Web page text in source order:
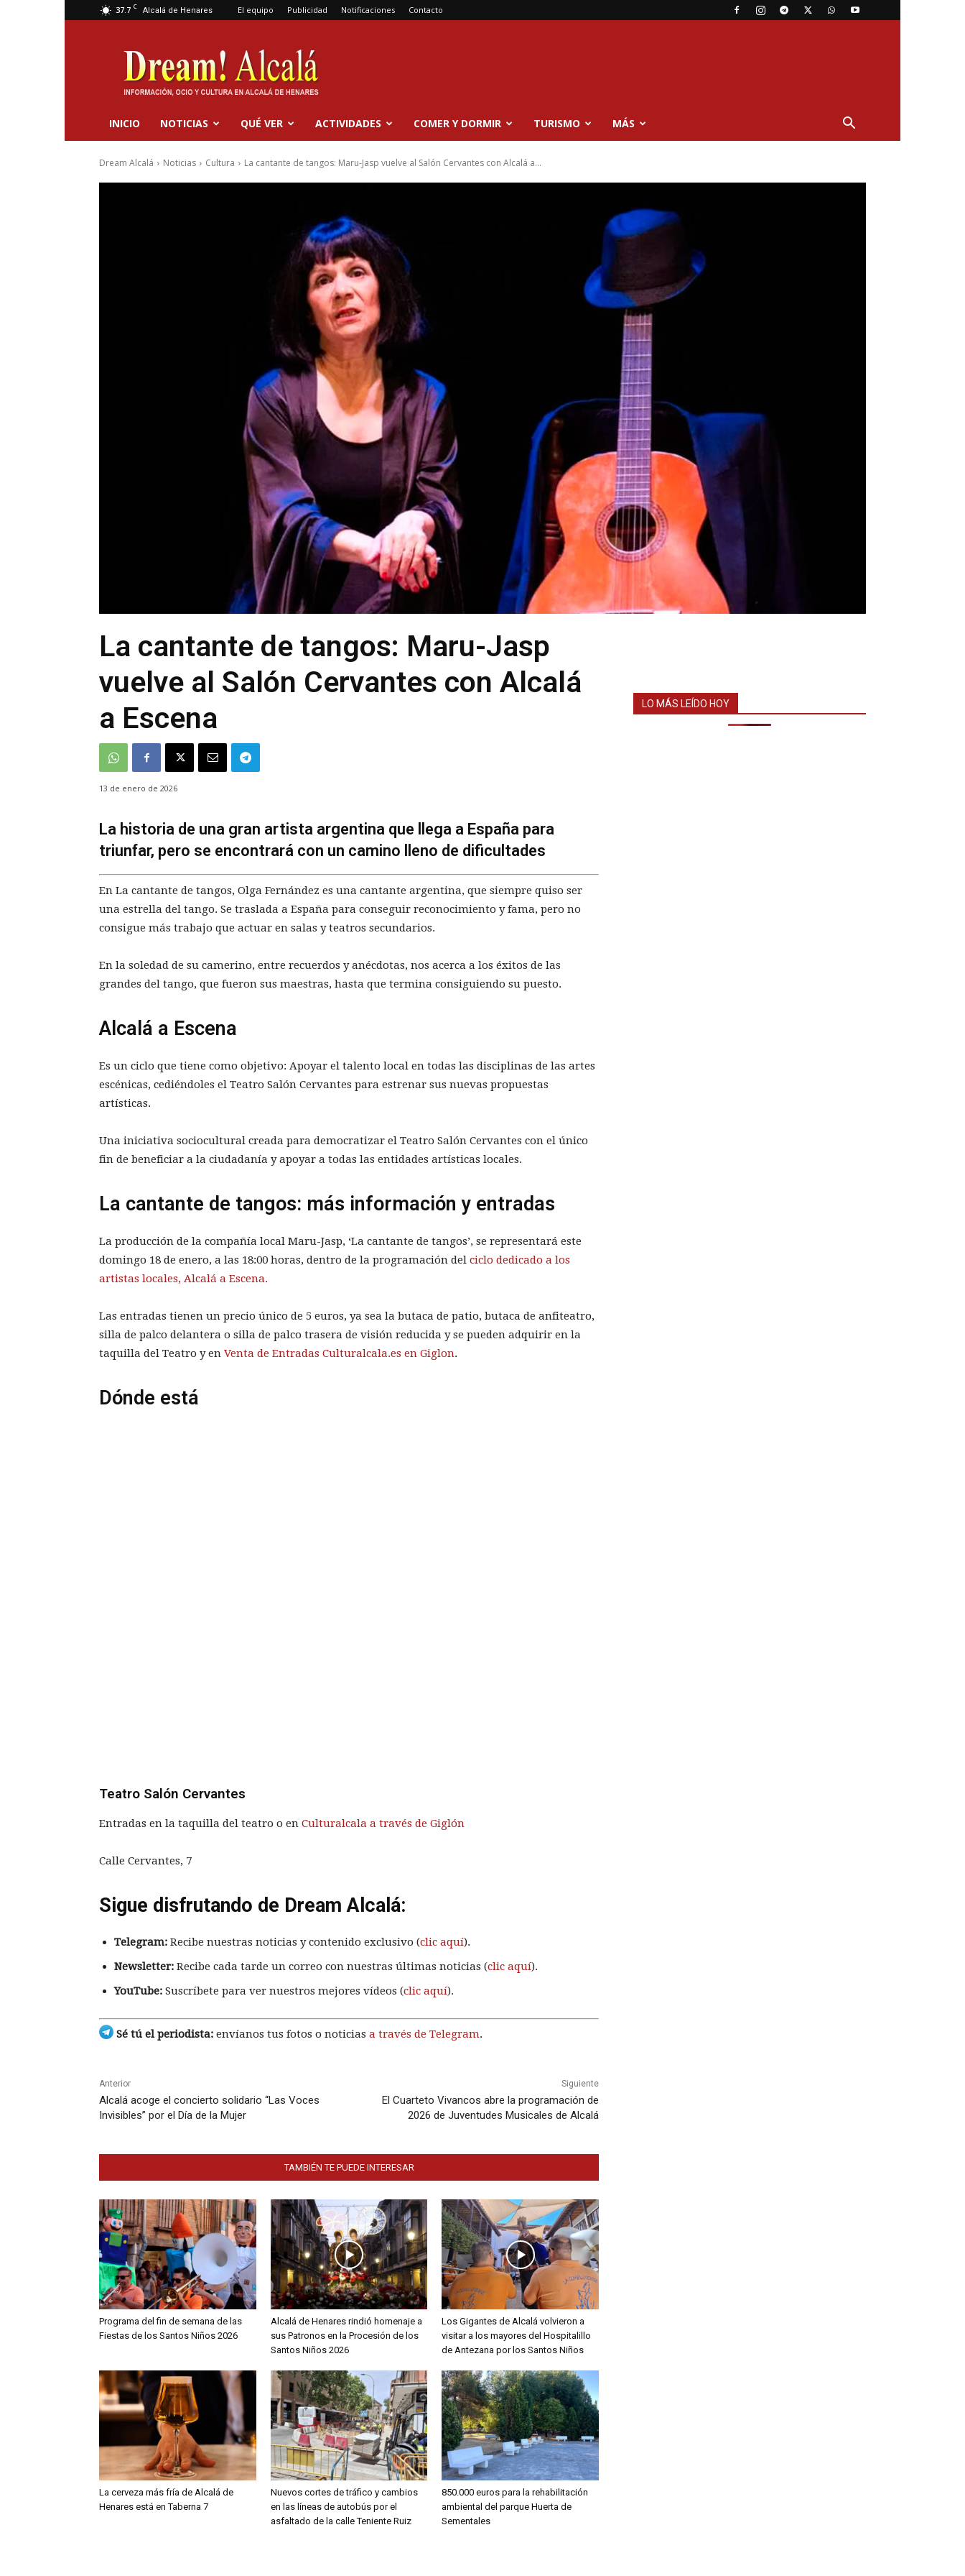
37.7 C Alcalá de Henares El equipo Publicidad Notificaciones Contacto
Dream
Alcalá
INICIO NOTICIAS QUÉ VER ACTIVIDADES COMER Y DORMIR TURISMO MÁS
Dream Alcalá Noticias Cultura La cantante de tangos: Maru-Jasp vuelve al Salón Cervantes con Alcalá a...
La cantante de tangos: Maru-Jasp
vuelve al Salón Cervantes con Alcalá
a Escena
13 de enero de 2026
La historia de una gran artista argentina que llega a España para
triunfar, pero se encontrará con un camino lleno de dificultades
En La cantante de tangos, Olga Fernández es una cantante argentina, que siempre quiso ser
una estrella del tango. Se traslada a España para conseguir reconocimiento y fama, pero no
consigue más trabajo que actuar en salas y teatros secundarios.
En la soledad de su camerino, entre recuerdos y anécdotas, nos acerca a los éxitos de las
grandes del tango, que fueron sus maestras, hasta que termina consiguiendo su puesto.
Alcalá a Escena
Es un ciclo que tiene como objetivo: Apoyar el talento local en todas las disciplinas de las artes
escénicas, cediéndoles el Teatro Salón Cervantes para estrenar sus nuevas propuestas
artísticas.
Una iniciativa sociocultural creada para democratizar el Teatro Salón Cervantes con el único
fin de beneficiar a la ciudadanía y apoyar a todas las entidades artísticas locales.
La cantante de tangos: más información y entradas
La producción de la compañía local Maru-Jasp, ‘La cantante de tangos’, se representará este
domingo 18 de enero, a las 18:00 horas, dentro de la programación del ciclo dedicado a los
artistas locales, Alcalá a Escena.
Las entradas tienen un precio único de 5 euros, ya sea la butaca de patio, butaca de anfiteatro,
silla de palco delantera o silla de palco trasera de visión reducida y se pueden adquirir en la
taquilla del Teatro y en Venta de Entradas Culturalcala.es en Giglon.
Dónde está
Teatro Salón Cervantes
Entradas en la taquilla del teatro o en Culturalcala a través de Giglón
Calle Cervantes, 7
Sigue disfrutando de Dream Alcalá:
Telegram: Recibe nuestras noticias y contenido exclusivo (clic aquí).
Newsletter: Recibe cada tarde un correo con nuestras últimas noticias (clic aquí).
YouTube: Suscríbete para ver nuestros mejores vídeos (clic aquí).
Sé tú el periodista: envíanos tus fotos o noticias a través de Telegram.
Anterior
Alcalá acoge el concierto solidario “Las Voces
Invisibles” por el Día de la Mujer
Siguiente
El Cuarteto Vivancos abre la programación de
2026 de Juventudes Musicales de Alcalá
TAMBIÉN TE PUEDE INTERESAR
Programa del fin de semana de las
Fiestas de los Santos Niños 2026
Alcalá de Henares rindió homenaje a
sus Patronos en la Procesión de los
Santos Niños 2026
Los Gigantes de Alcalá volvieron a
visitar a los mayores del Hospitalillo
de Antezana por los Santos Niños
La cerveza más fría de Alcalá de
Henares está en Taberna 7
Nuevos cortes de tráfico y cambios
en las líneas de autobús por el
asfaltado de la calle Teniente Ruiz
850.000 euros para la rehabilitación
ambiental del parque Huerta de
Sementales
LO MÁS LEÍDO HOY